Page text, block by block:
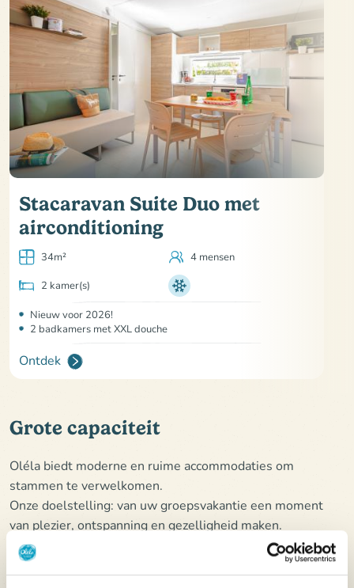
Stacaravan Suite Duo met
airconditioning
34m²
4 mensen
2 kamer(s)
Nieuw voor 2026!
2 badkamers met XXL douche
Ontdek
Grote capaciteit
Oléla biedt moderne en ruime accommodaties om
stammen te verwelkomen.
Onze doelstelling: van uw groepsvakantie een moment
van plezier, ontspanning en gezelligheid maken.